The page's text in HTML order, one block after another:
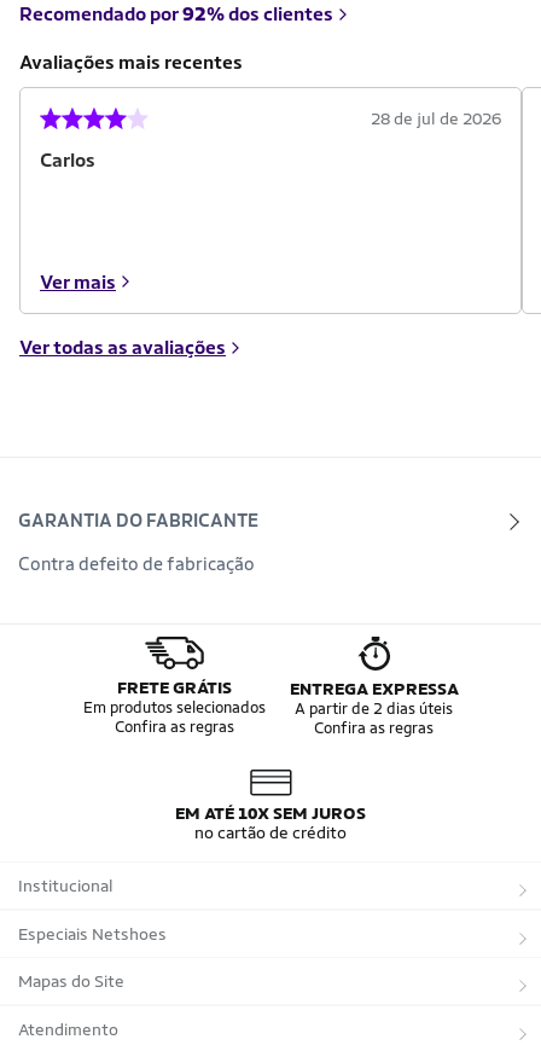
Recomendado por92%dos clientes
Avaliações mais recentes
Carlos
28 de jul de 2026
Ver mais
Ver todas as avaliações
GARANTIA DO FABRICANTE
Contra defeito de fabricação
FRETE GRÁTIS
Em produtos selecionados
Confira as regras
ENTREGA EXPRESSA
A partir de 2 dias úteis
Confira as regras
EM ATÉ 10X SEM JUROS
no cartão de crédito
Institucional
Sobre a Netshoes
Política de Privacidade
Programa de Afiliados
Especiais Netshoes
Suplementos
Corrida
Mapas do Site
Marcas
Atendimento